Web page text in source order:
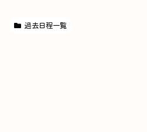
過去日程一覧